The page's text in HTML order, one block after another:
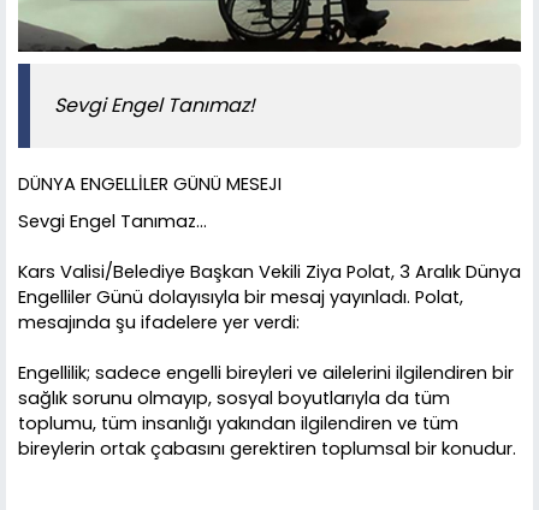
Sevgi Engel Tanımaz!
DÜNYA ENGELLİLER GÜNÜ MESEJI
Sevgi Engel Tanımaz…
Kars Valisi/Belediye Başkan Vekili Ziya Polat, 3 Aralık Dünya
Engelliler Günü dolayısıyla bir mesaj yayınladı. Polat,
mesajında şu ifadelere yer verdi:
Engellilik; sadece engelli bireyleri ve ailelerini ilgilendiren bir
sağlık sorunu olmayıp, sosyal boyutlarıyla da tüm
toplumu, tüm insanlığı yakından ilgilendiren ve tüm
bireylerin ortak çabasını gerektiren toplumsal bir konudur.